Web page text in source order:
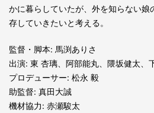
かに暮らしていたが、外を知らない娘
存していきたいと考える。
監督・脚本: 馬渕ありさ
出演: 東 杏璃、阿部能丸、隈坂健太、
プロデューサー: 松永 毅
助監督: 真田大誠
機材協力: 赤瀬駿太